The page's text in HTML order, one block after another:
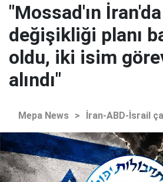
"Mossad'ın
değişikliği planı
oldu, iki isim
alındı"
Mepa News > İran-ABD-İsrail